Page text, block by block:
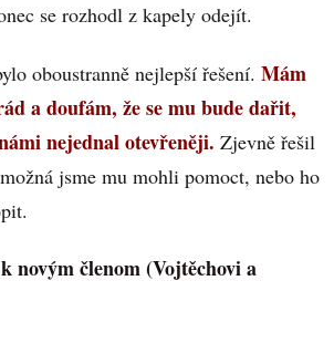
se rozhodl z kapely odejít.
oboustranně nejlepší řešení. Mám
a doufám, že se mu bude dařit,
nejednal otevřeněji. Zjevně řešil
jsme mu mohli pomoct, nebo ho
novým členom (Vojtěchovi a